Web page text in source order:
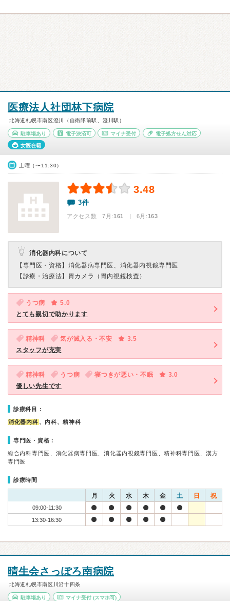
医療法人社団林下病院
北海道札幌市南区澄川（自衛隊前駅、澄川駅）
駐車場あり 電子決済可 マイナ受付 電子処方せん対応
女医在籍
土曜（〜11:30）
3.48
3件
アクセス数 7月:161 | 6月:163
消化器内科について
【専門医・資格】 消化器病専門医、消化器内視鏡専門医
【診療・治療法】 胃カメラ（胃内視鏡検査）
うつ病
5.0
とても親切で助かります
精神科 気が滅入る・不安
3.5
スタッフが充実
精神科 うつ病 寝つきが悪い・不眠
3.0
優しい先生です
診療科目：
消化器内科 、内科、精神科
専門医・資格：
総合内科専門医、消化器病専門医、消化器内視鏡専門医、精神科専門医、漢方
専門医
診療時間
月 火 水 木 金 土 日 祝
09:00-11:30
13:30-16:30
晴生会さっぽろ南病院
北海道札幌市南区川沿十四条
駐車場あり マイナ受付(スマホ可)